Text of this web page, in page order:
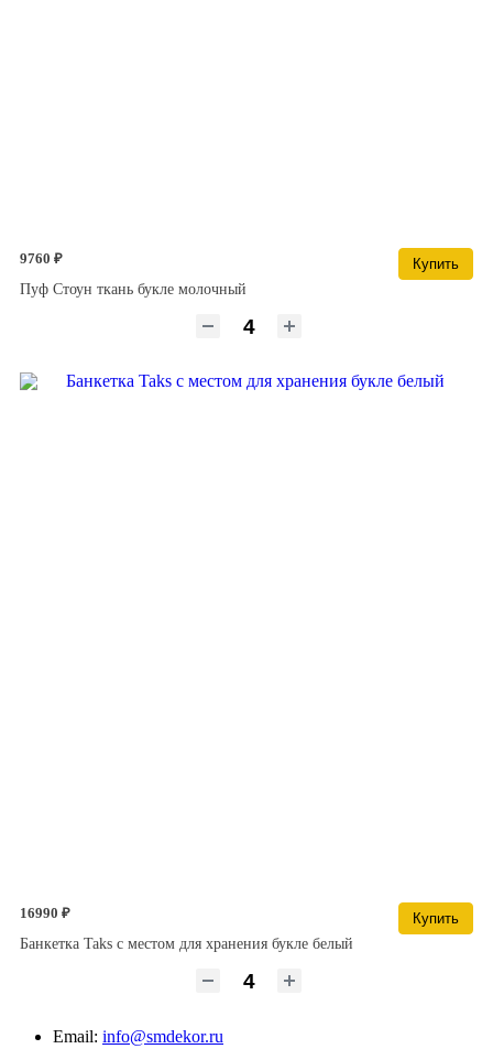
9760 ₽
Купить
Пуф Стоун ткань букле молочный
16990 ₽
Купить
Банкетка Taks с местом для хранения букле белый
Email: info@smdekor.ru